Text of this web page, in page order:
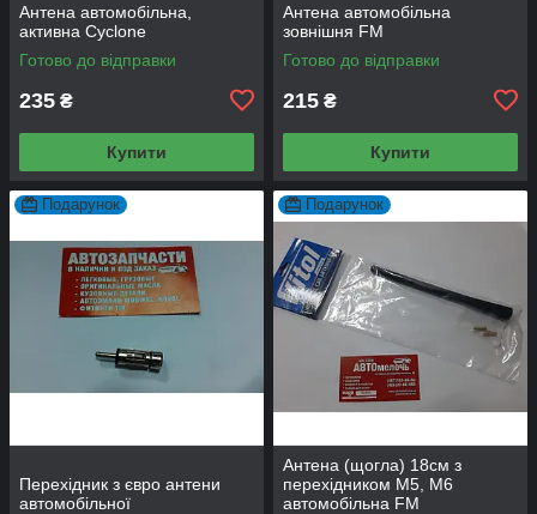
Антена автомобільна,
активна Cyclone
Готово до відправки
235 ₴
Купити
Антена автомобільна
зовнішня FM
Готово до відправки
215 ₴
Купити
Подарунок
Перехідник з євро антени
автомобільної
Подарунок
Антена (щогла) 18см з
перехідником M5, M6
автомобільна FM